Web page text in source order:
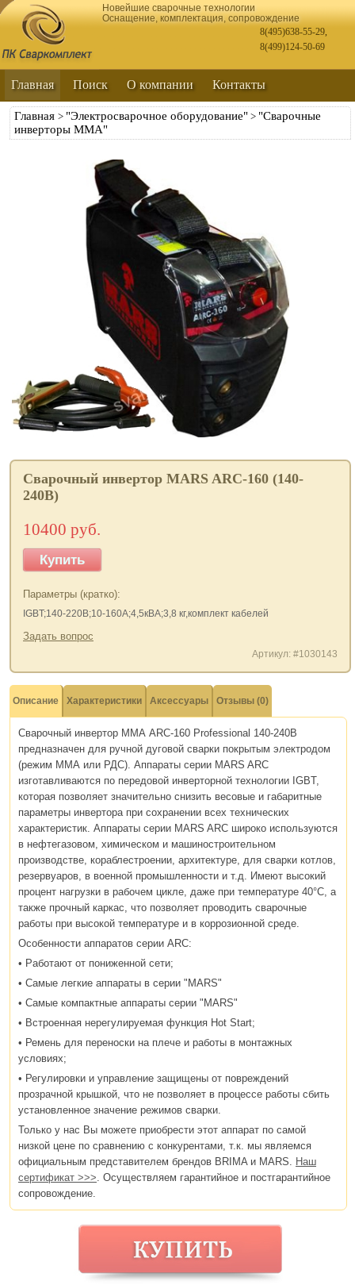
Новейшие сварочные технологии
Оснащение, комплектация, сопровождение
8(495)638-55-29,
8(499)124-50-69
Главная Поиск О компании Контакты
Главная > "Электросварочное оборудование" > "Сварочные
инверторы ММА"
Сварочный инвертор MARS ARC-160 (140-
240В)
10400 руб.
Купить
Параметры (кратко):
IGBT;140-220В;10-160А;4,5кВА;3,8 кг,комплект кабелей
Задать вопрос
Артикул: #1030143
Описание Характеристики Аксессуары Отзывы (0)
Сварочный инвертор ММА ARC-160 Professional 140-240В
предназначен для ручной дуговой сварки покрытым электродом
(режим ММА или РДС). Аппараты серии MARS ARC
изготавливаются по передовой инверторной технологии IGBT,
которая позволяет значительно снизить весовые и габаритные
параметры инвертора при сохранении всех технических
характеристик. Аппараты серии MARS ARC широко используются
в нефтегазовом, химическом и машиностроительном
производстве, кораблестроении, архитектуре, для сварки котлов,
резервуаров, в военной промышленности и т.д. Имеют высокий
процент нагрузки в рабочем цикле, даже при температуре 40°С, а
также прочный каркас, что позволяет проводить сварочные
работы при высокой температуре и в коррозионной среде.
Особенности аппаратов серии ARC:
• Работают от пониженной сети;
• Самые легкие аппараты в серии "MARS"
• Самые компактные аппараты серии "MARS"
• Встроенная нерегулируемая функция Hot Start;
• Ремень для переноски на плече и работы в монтажных
условиях;
• Регулировки и управление защищены от повреждений
прозрачной крышкой, что не позволяет в процессе работы сбить
установленное значение режимов сварки.
Только у нас Вы можете приобрести этот аппарат по самой
низкой цене по сравнению с конкурентами, т.к. мы являемся
официальным представителем брендов BRIMA и MARS. Наш
сертификат >>>. Осуществляем гарантийное и постгарантийное
сопровождение.